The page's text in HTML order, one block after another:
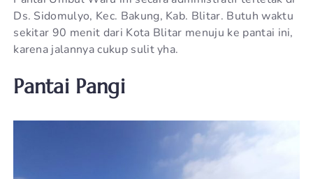
Ds. Sidomulyo, Kec. Bakung, Kab. Blitar. Butuh waktu
sekitar 90 menit dari Kota Blitar menuju ke pantai ini,
karena jalannya cukup sulit yha.
Pantai Pangi